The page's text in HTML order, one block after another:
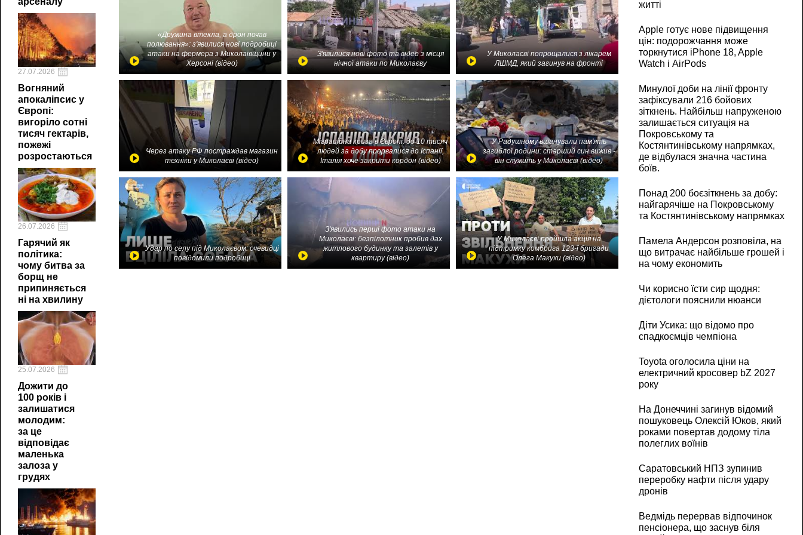
27.07.2026
Вогняний
апокаліпсис у
Європі:
вигоріло сотні
тисяч гектарів,
пожежі
розростаються
26.07.2026
Гарячий як
політика:
чому битва за
борщ не
припиняється
ні на хвилину
25.07.2026
Дожити до
100 років і
залишатися
молодим:
за це
відповідає
маленька
залоза у
грудях
«Дружина втекла, а дрон почав
полювання»: з'явилися нові подробиці
атаки на фермера з Миколаївщини у
Херсоні (відео)
З'явилися нові фото та відео з місця
нічної атаки по Миколаєву
У Миколаєві попрощалися з лікарем
ЛШМД, який загинув на фронті
Через атаку РФ постраждав магазин
техніки у Миколаєві (відео)
Міграційна криза в Європі: до 10 тисяч
людей за добу прорвалися до Іспанії,
Італія хоче закрити кордон (відео)
У Радушному вшанували пам'ять
загиблої родини: старший син вижив -
він служить у Миколаєві (відео)
Удар по селу під Миколаєвом: очевидці
повідомили подробиці
З'явились перші фото атаки на
Миколаєві: безпілотник пробив дах
житлового будинку та залетів у
квартиру (відео)
У Миколаєві пройшла акція на
підтримку комбрига 123-ї бригади
Олега Макухи (відео)
житті
Apple готує нове підвищення
цін: подорожчання може
торкнутися iPhone 18, Apple
Watch і AirPods
Минулої доби на лінії фронту
зафіксували 216 бойових
зіткнень. Найбільш напруженою
залишається ситуація на
Покровському та
Костянтинівському напрямках,
де відбулася значна частина
боїв.
Понад 200 боєзіткнень за добу:
найгарячіше на Покровському
та Костянтинівському напрямках
Памела Андерсон розповіла, на
що витрачає найбільше грошей і
на чому економить
Чи корисно їсти сир щодня:
дієтологи пояснили нюанси
Діти Усика: що відомо про
спадкоємців чемпіона
Toyota оголосила ціни на
електричний кросовер bZ 2027
року
На Донеччині загинув відомий
пошуковець Олексій Юков, який
роками повертав додому тіла
полеглих воїнів
Саратовський НПЗ зупинив
переробку нафти після удару
дронів
Ведмідь перервав відпочинок
пенсіонера, що заснув біля